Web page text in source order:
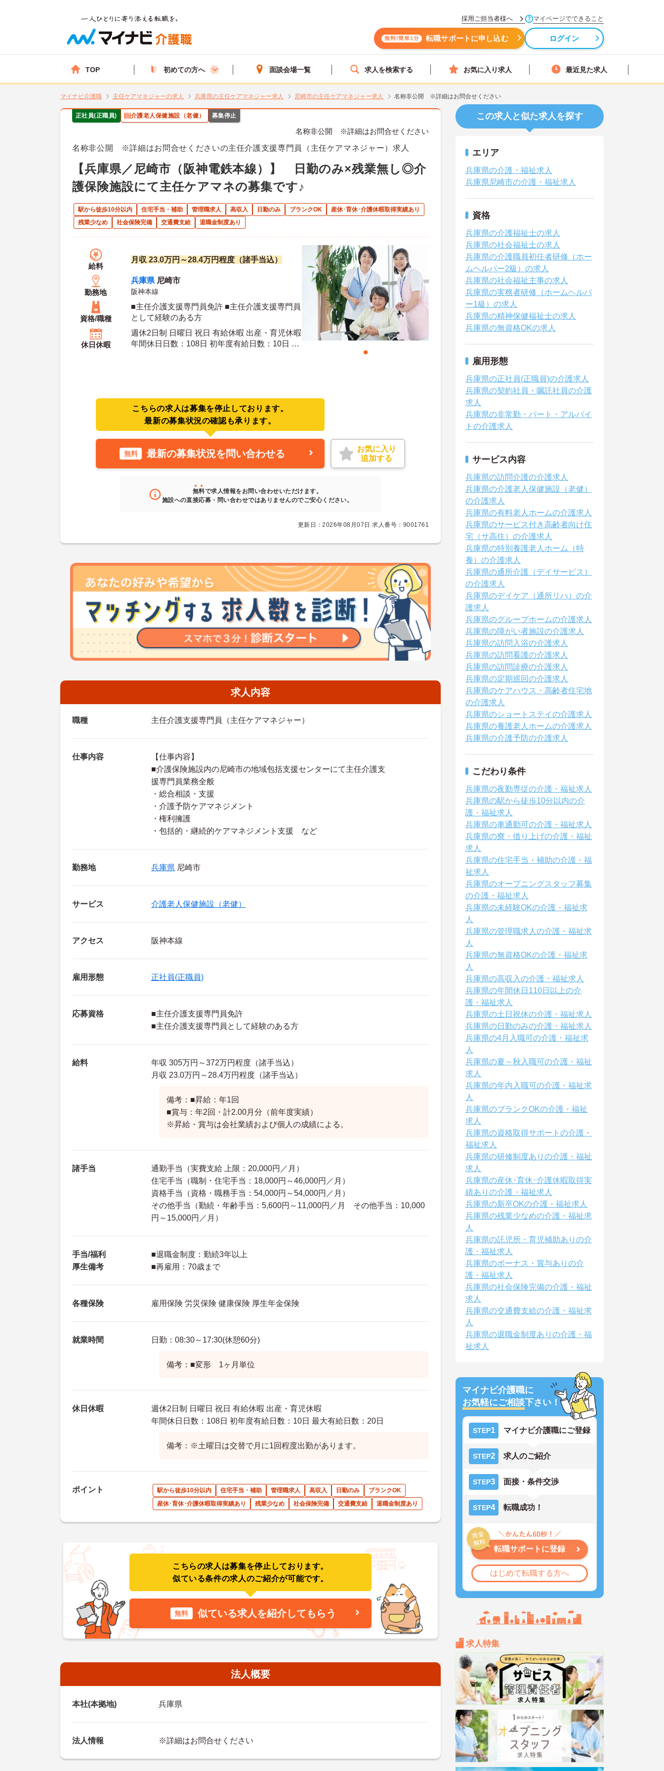
採用ご担当者様へ マイページでできること
無料!簡単1分 転職サポートに申し込む ログイン
TOP 初めての方へ 面談会場一覧 求人を検索する お気に入り求人 最近見た求人
マイナビ介護職 主任ケアマネジャーの求人 兵庫県の主任ケアマネジャー求人 尼崎市の主任ケアマネジャー求人 名称非公開 ※詳細はお問合せください
正社員(正職員) 介護老人保健施設（老健） 募集停止
名称非公開 ※詳細はお問合せください
名称非公開 ※詳細はお問合せくださいの主任介護支援専門員（主任ケアマネジャー）求人
【兵庫県／尼崎市（阪神電鉄本線）】 日勤のみ×残業無し◎介
護保険施設にて主任ケアマネの募集です♪
駅から徒歩10分以内 住宅手当・補助 管理職求人 高収入 日勤のみ ブランクOK
産休･育休･介護休暇取得実績あり
残業少なめ
社会保険完備 交通費支給 退職金制度あり
給料
月収 23.0万円～28.4万円程度（諸手当込）
勤務地
兵庫県 尼崎市
阪神本線
資格/職種
■主任介護支援専門員免許 ■主任介護支援専門員
として経験のある方
休日休暇
週休2日制 日曜日 祝日 有給休暇 出産・育児休暇
年間休日日数：108日 初年度有給日数：10日 最
こちらの求人は募集を停止しております。
最新の募集状況の確認も承ります。
無料 最新の募集状況を問い合わせる
お気に入り
追加する
無料で求人情報をお問い合わせいただけます。
施設への直接応募・問い合わせではありませんのでご安心ください。
更新日：2026年08月07日 求人番号：9001761
求人内容
職種 主任介護支援専門員（主任ケアマネジャー）
仕事内容
【仕事内容】
■介護保険施設内の尼崎市の地域包括支援センターにて主任介護支
援専門員業務全般
・総合相談・支援
・介護予防ケアマネジメント
・権利擁護
・包括的・継続的ケアマネジメント支援 など
勤務地 兵庫県 尼崎市
サービス 介護老人保健施設（老健）
アクセス 阪神本線
雇用形態 正社員(正職員)
応募資格
■主任介護支援専門員免許
■主任介護支援専門員として経験のある方
給料
年収 305万円～372万円程度（諸手当込）
月収 23.0万円～28.4万円程度（諸手当込）
備考：■昇給：年1回
■賞与：年2回・計2.00月分（前年度実績）
※昇給・賞与は会社業績および個人の成績による。
諸手当
通勤手当（実費支給 上限：20,000円／月）
住宅手当（職制・住宅手当：18,000円～46,000円／月）
資格手当（資格・職務手当：54,000円～54,000円／月）
その他手当（勤続・年齢手当：5,600円～11,000円／月 その他手当：10,000
円～15,000円／月）
手当/福利
厚生備考
■退職金制度：勤続3年以上
■再雇用：70歳まで
各種保険 雇用保険 労災保険 健康保険 厚生年金保険
就業時間 日勤：08:30～17:30(休憩60分)
備考：■変形 1ヶ月単位
休日休暇
週休2日制 日曜日 祝日 有給休暇 出産・育児休暇
年間休日日数：108日 初年度有給日数：10日 最大有給日数：20日
備考：※土曜日は交替で月に1回程度出勤があります。
ポイント 駅から徒歩10分以内 住宅手当・補助 管理職求人 高収入 日勤のみ
ブランクOK
産休･育休･介護休暇取得実績あり
残業少なめ 社会保険完備 交通費支給 退職金制度あり
こちらの求人は募集を停止しております。
似ている条件の求人のご紹介が可能です。
無料 似ている求人を紹介してもらう
法人概要
本社(本拠地) 兵庫県
法人情報 ※詳細はお問合せください
この求人と似た求人を探す
エリア
兵庫県の介護・福祉求人
兵庫県尼崎市の介護・福祉求人
資格
兵庫県の介護福祉士の求人
兵庫県の社会福祉士の求人
兵庫県の介護職員初任者研修（ホー
ムヘルパー2級）の求人
兵庫県の社会福祉主事の求人
兵庫県の実務者研修（ホームヘルパ
ー1級）の求人
兵庫県の精神保健福祉士の求人
兵庫県の無資格OKの求人
雇用形態
兵庫県の正社員(正職員)の介護求人
兵庫県の契約社員・嘱託社員の介護
求人
兵庫県の非常勤・パート・アルバイ
トの介護求人
サービス内容
兵庫県の訪問介護の介護求人
兵庫県の介護老人保健施設（老健）
の介護求人
兵庫県の有料老人ホームの介護求人
兵庫県のサービス付き高齢者向け住
宅（サ高住）の介護求人
兵庫県の特別養護老人ホーム（特
養）の介護求人
兵庫県の通所介護（デイサービス）
の介護求人
兵庫県のデイケア（通所リハ）の介
護求人
兵庫県のグループホームの介護求人
兵庫県の障がい者施設の介護求人
兵庫県の訪問入浴の介護求人
兵庫県の訪問看護の介護求人
兵庫県の訪問診療の介護求人
兵庫県の定期巡回の介護求人
兵庫県のケアハウス・高齢者住宅地
の介護求人
兵庫県のショートステイの介護求人
兵庫県の養護老人ホームの介護求人
兵庫県の介護予防の介護求人
こだわり条件
兵庫県の夜勤専従の介護・福祉求人
兵庫県の駅から徒歩10分以内の介
護・福祉求人
兵庫県の車通勤可の介護・福祉求人
兵庫県の寮・借り上げの介護・福祉
求人
兵庫県の住宅手当・補助の介護・福
祉求人
兵庫県のオープニングスタッフ募集
の介護・福祉求人
兵庫県の未経験OKの介護・福祉求
人
兵庫県の管理職求人の介護・福祉求
人
兵庫県の無資格OKの介護・福祉求
人
兵庫県の高収入の介護・福祉求人
兵庫県の年間休日110日以上の介
護・福祉求人
兵庫県の土日祝休の介護・福祉求人
兵庫県の日勤のみの介護・福祉求人
兵庫県の4月入職可の介護・福祉求
人
兵庫県の夏～秋入職可の介護・福祉
求人
兵庫県の年内入職可の介護・福祉求
人
兵庫県のブランクOKの介護・福祉
求人
兵庫県の資格取得サポートの介護・
福祉求人
兵庫県の研修制度ありの介護・福祉
求人
兵庫県の産休･育休･介護休暇取得実
績ありの介護・福祉求人
兵庫県の新卒OKの介護・福祉求人
兵庫県の残業少なめの介護・福祉求
人
兵庫県の託児所・育児補助ありの介
護・福祉求人
兵庫県のボーナス・賞与ありの介
護・福祉求人
兵庫県の社会保険完備の介護・福祉
求人
兵庫県の交通費支給の介護・福祉求
人
兵庫県の退職金制度ありの介護・福
祉求人
マイナビ介護職に
お気軽にご相談下さい！
STEP1 マイナビ介護職にご登録
STEP2 求人のご紹介
STEP3 面接・条件交渉
STEP4 転職成功！
転職サポートに登録
はじめて転職する方へ
求人特集